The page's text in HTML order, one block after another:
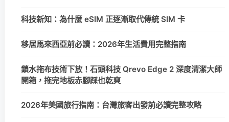
科技新知：為什麼 eSIM 正逐漸取代傳統 SIM 卡
移居馬來西亞前必讀：2026年生活費用完整指南
鎖水拖布技術下放！石頭科技 Qrevo Edge 2 深度清潔大師
開箱，拖完地板赤腳踩也乾爽
2026年美國旅行指南：台灣旅客出發前必讀完整攻略